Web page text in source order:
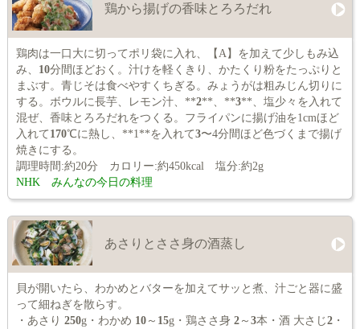
鶏から揚げの香味とろろだれ
鶏肉は一口大に切ってポリ袋に入れ、【A】を加えて少しもみ込
み、 10分間ほどおく。汁けを軽くきり、かたくり粉をたっぷりと
まぶす。青じそは食べやすくちぎる。みょうがは粗みじん切りに
する。ボウルに長芋、レモン汁、**2**、**3**、塩少々を入れて
混ぜ、香味とろろだれをつくる。フライパンに揚げ油を1cmほど
入れて 170℃に熱し、**1**を入れて3〜4分間ほど色づくまで揚げ
焼きにする。
調理時間:約20分 カロリー:約450kcal 塩分:約2g
NHK みんなの今日の料理
あさりとささ身の酒蒸し
貝が開いたら、わかめとバターを加えてサッと煮、汁ごと器に盛
って細ねぎを散らす。
・あさり 250g・わかめ 10～ 15g・鶏ささ身 2～ 3本・酒 大さじ2・